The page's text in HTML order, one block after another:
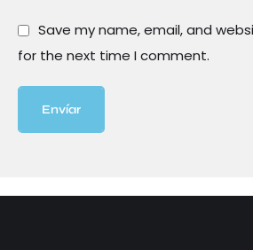
Save my name, email, and
for the next time I comment.
Envíar